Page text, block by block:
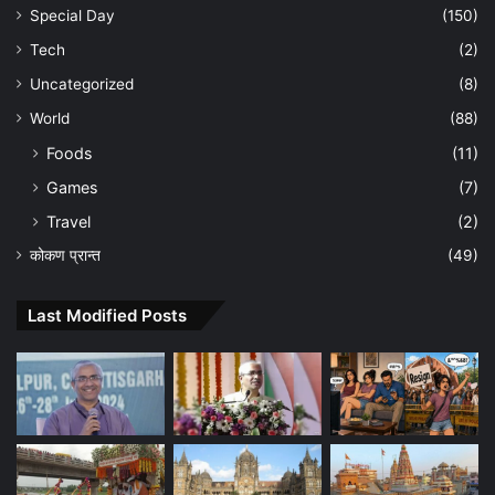
Special Day
(150)
Tech
(2)
Uncategorized
(8)
World
(88)
Foods
(11)
Games
(7)
Travel
(2)
कोकण प्रान्त (49)
Last Modified Posts